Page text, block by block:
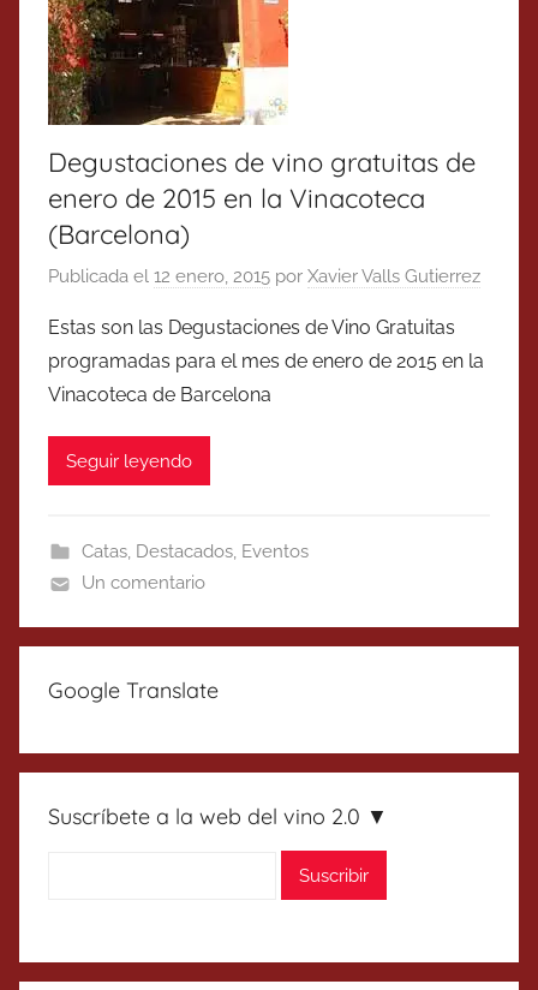
Degustaciones de vino gratuitas de
enero de 2015 en la Vinacoteca
(Barcelona)
Publicada el 12 enero, 2015 por Xavier Valls Gutierrez
Estas son las Degustaciones de Vino Gratuitas
programadas para el mes de enero de 2015 en la
Vinacoteca de Barcelona
Seguir leyendo
Catas, Destacados, Eventos
Un comentario
Google Translate
Suscríbete a la web del vino 2.0 ▼